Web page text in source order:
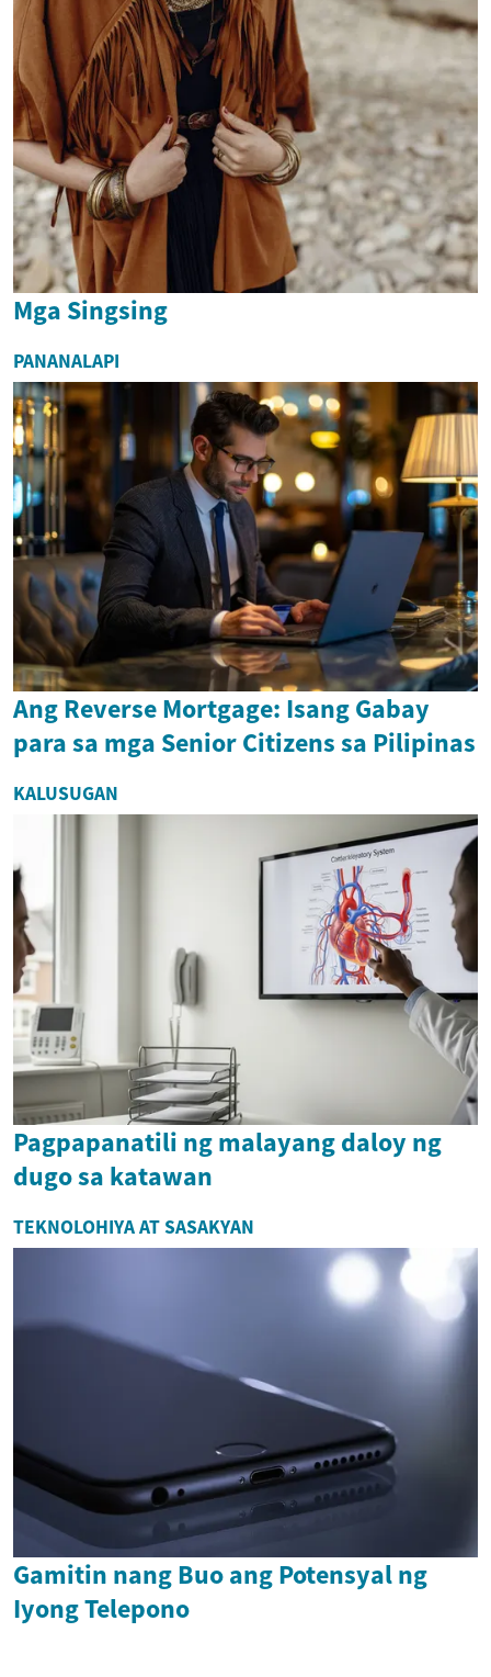
Mga Singsing
PANANALAPI
Ang Reverse Mortgage: Isang Gabay
para sa mga Senior Citizens sa Pilipinas
KALUSUGAN
Pagpapanatili ng malayang daloy ng
dugo sa katawan
TEKNOLOHIYA AT SASAKYAN
Gamitin nang Buo ang Potensyal ng
Iyong Telepono